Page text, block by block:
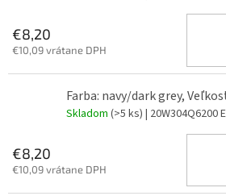
€8,20
€10,09 vrátane DPH
Farba: navy/dark grey,
Skladom (>5 ks) | 20W304Q6200
€8,20
€10,09 vrátane DPH